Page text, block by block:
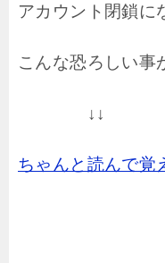
アカウント閉鎖に
こんな恐ろしい事
↓↓
ちゃんと読んで覚